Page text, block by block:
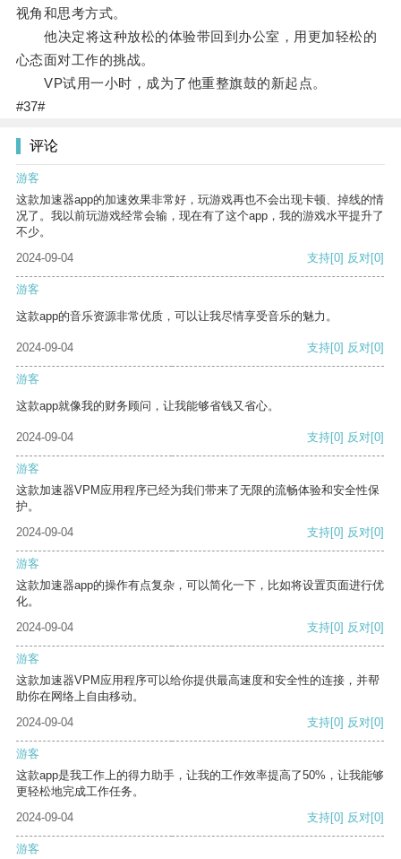
视角和思考方式。
他决定将这种放松的体验带回到办公室，用更加轻松的
心态面对工作的挑战。
VP试用一小时，成为了他重整旗鼓的新起点。
#37#
评论
游客
这款加速器app的加速效果非常好，玩游戏再也不会出现卡顿、掉线的情
况了。我以前玩游戏经常会输，现在有了这个app，我的游戏水平提升了
不少。
2024-09-04
支持[0] 反对[0]
游客
这款app的音乐资源非常优质，可以让我尽情享受音乐的魅力。
2024-09-04 支持[0] 反对[0]
游客
这款app就像我的财务顾问，让我能够省钱又省心。
2024-09-04 支持[0] 反对[0]
游客
这款加速器VPM应用程序已经为我们带来了无限的流畅体验和安全性保
护。
2024-09-04
支持[0] 反对[0]
游客
这款加速器app的操作有点复杂，可以简化一下，比如将设置页面进行优
化。
2024-09-04
支持[0] 反对[0]
游客
这款加速器VPM应用程序可以给你提供最高速度和安全性的连接，并帮
助你在网络上自由移动。
2024-09-04
支持[0] 反对[0]
游客
这款app是我工作上的得力助手，让我的工作效率提高了50%，让我能够
更轻松地完成工作任务。
2024-09-04
支持[0] 反对[0]
游客